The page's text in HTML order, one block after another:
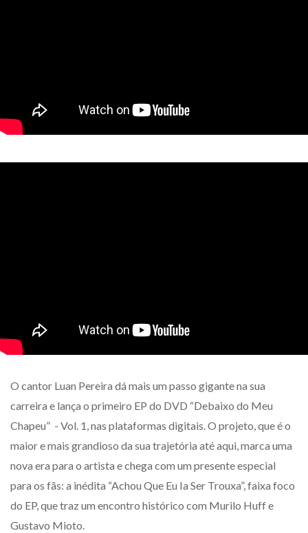
O cantor Luan Pereira dá mais um passo gigante na sua
carreira e lança o primeiro EP do DVD “Debaixo do Meu
Chapeu” - Vol. 1, nas plataformas digitais. O projeto, que é o
maior e mais grandioso da sua trajetória até aqui, marca uma
nova era para o artista e chega com um presente especial
para os fãs: a inédita “Achou Que Eu Ia Ser Trouxa”, faixa foco
do EP, que traz um encontro histórico com Murilo Huff e
Gustavo Mioto.